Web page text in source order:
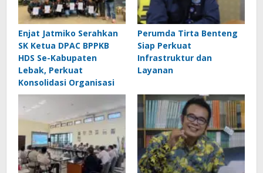
Enjat Jatmiko Serahkan
SK Ketua DPAC BPPKB
HDS Se-Kabupaten
Lebak, Perkuat
Konsolidasi Organisasi
Perumda Tirta Benteng
Siap Perkuat
Infrastruktur dan
Layanan